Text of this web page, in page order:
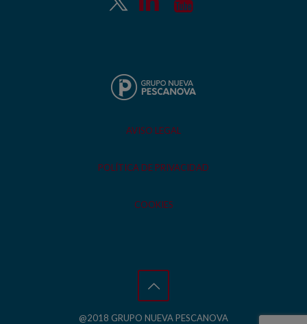
AVISO LEGAL
POLÍTICA DE PRIVACIDAD
COOKIES
@2018 GRUPO NUEVA PESCANOVA